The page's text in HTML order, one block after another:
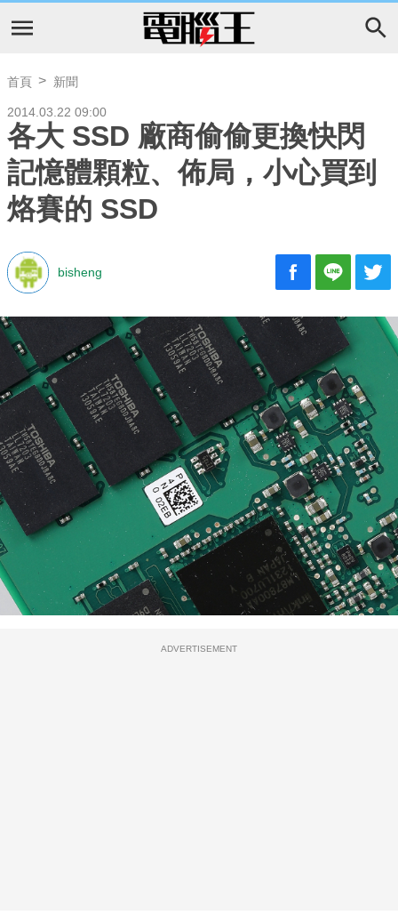
首頁 新聞
2014.03.22 09:00
各大 SSD 廠商偷偷更換快閃
記憶體顆粒、佈局，小心買到
烙賽的 SSD
bisheng
ADVERTISEMENT